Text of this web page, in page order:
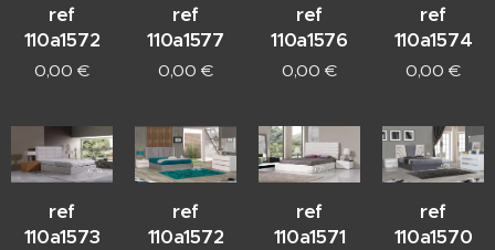
ref
110a1572
0,00 €
ref
110a1577
0,00 €
ref
110a1576
0,00 €
ref
110a1574
0,00 €
ref
110a1573
ref
110a1572
ref
110a1571
ref
110a1570